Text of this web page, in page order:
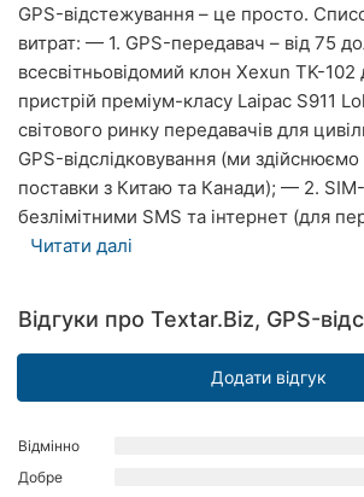
Кропивницький
Київ
Запоріжжя
Дніпро
Кривий
Херсон
GPS-відстежування – це просто.
витрат: — 1. GPS-передавач – від 75
всесвітньовідомий клон Xexun TK-102
пристрій преміум-класу Laipac S911
світового ринку передавачів для
GPS-відслідковування (ми здійснюємо
поставки з Китаю та Канади); — 2.
безлімітними SMS та інтернет (для
Читати далі
Відгуки про Textar.Biz, GPS-
Додати відгук
Відмінно
Добре